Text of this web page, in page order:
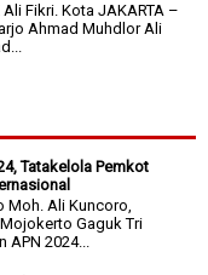
Fikri. Kota JAKARTA –
Ahmad Muhdlor Ali
Tatakelola Pemkot
Moh. Ali Kuncoro,
Gaguk Tri
APN 2024...